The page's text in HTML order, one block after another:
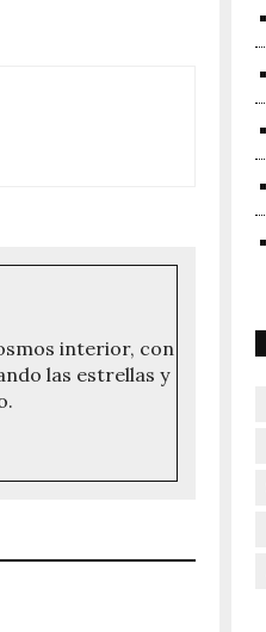
interior, con
las estrellas y